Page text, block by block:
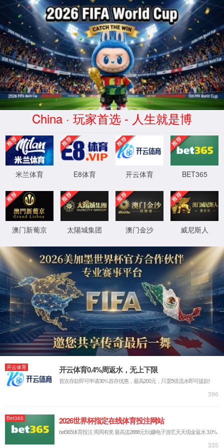
中国·太阳集团tyc86(股份公司)-
Official website
服务器错误
404 - 找不到文件或目录。
您要查找的资源可能已被删除，已更改名称或者暂时不可用。
XML 地图